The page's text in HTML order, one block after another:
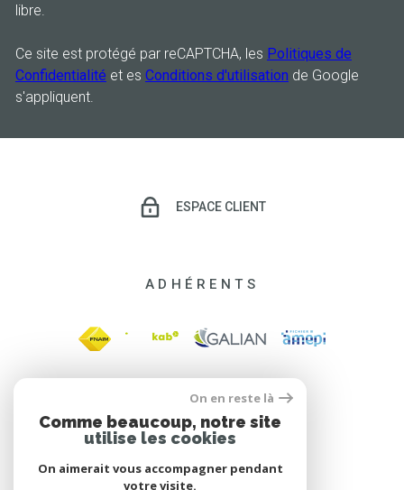
libre.
Ce site est protégé par reCAPTCHA, les Politiques de
Confidentialité et es Conditions d'utilisation de Google
s'appliquent.
ESPACE CLIENT
ADHÉRENTS
On en reste là
Comme beaucoup, notre site
utilise les cookies
On aimerait vous accompagner pendant
votre visite.